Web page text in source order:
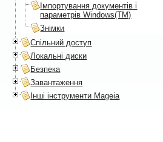
Імпортування документів і
параметрів Windows(TM)
Знімки
Спільний доступ
Локальні диски
Безпека
Завантаження
Інші інструменти Mageia